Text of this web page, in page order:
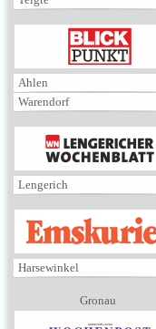
BLICKPUNKT
Ahlen
Warendorf
MENÜ
Lengerich
EMSKURIER
Harsewinkel
Gronau